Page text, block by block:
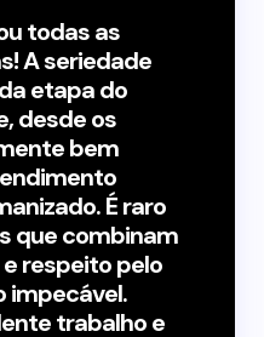
todas as
A seriedade
etapa do
desde os
bem
É raro
que combinam
respeito pelo
impecável.
trabalho e